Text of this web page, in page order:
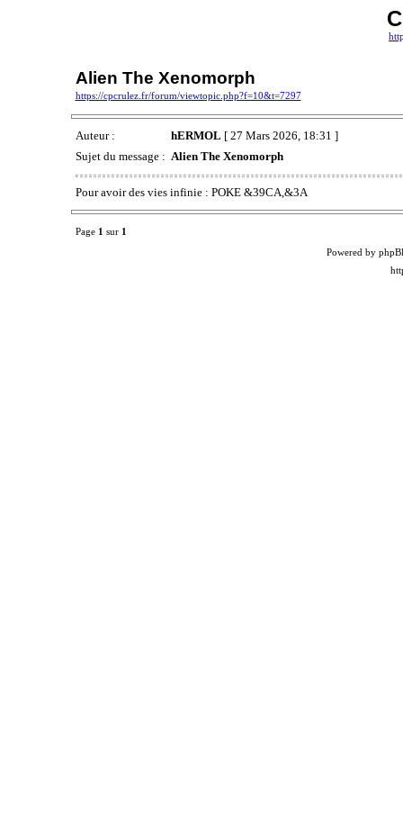
Alien The Xenomorph
https://cpcrulez.fr/forum/viewtopic.php?f=10&t=7297
Auteur : hERMOL [ 27 Mars 2026, 18:31 ]
Sujet du message : Alien The Xenomorph
Pour avoir des vies infinie : POKE &39CA,&3A
Page 1 sur 1
Powered by